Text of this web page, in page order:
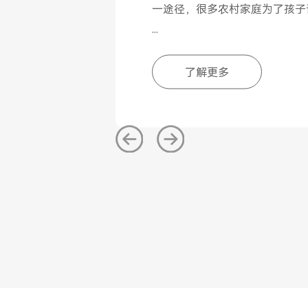
一途径，很多农村家庭为了孩
于未来的想象，缺乏父母的关
们像是一颗颗渴求知识的种子
视源股份旗下教育信息化品牌
了解更多